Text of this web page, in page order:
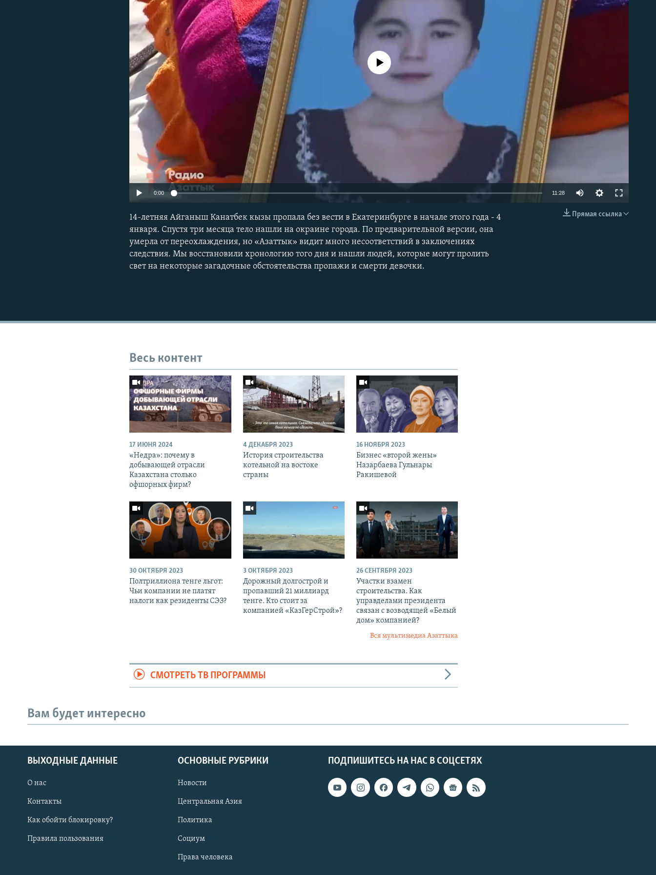
No media source currently available
0:00 11:28
Прямая ссылка
14-летняя Айганыш Канатбек кызы пропала без вести в Екатеринбурге в начале этого года - 4
января. Спустя три месяца тело нашли на окраине города. По предварительной версии, она
умерла от переохлаждения, но «Азаттык» видит много несоответствий в заключениях
следствия. Мы восстановили хронологию того дня и нашли людей, которые могут пролить
свет на некоторые загадочные обстоятельства пропажи и смерти девочки.
Весь контент
17 ИЮНЯ 2024
«Недра»: почему в
добывающей отрасли
Казахстана столько
офшорных фирм?
4 ДЕКАБРЯ 2023
История строительства
котельной на востоке
страны
16 НОЯБРЯ 2023
Бизнес «второй жены»
Назарбаева Гульнары
Ракишевой
30 ОКТЯБРЯ 2023
Полтриллиона тенге льгот:
Чьи компании не платят
налоги как резиденты СЭЗ?
3 ОКТЯБРЯ 2023
Дорожный долгострой и
пропавший 21 миллиард
тенге. Кто стоит за
компанией «КазГерСтрой»?
26 СЕНТЯБРЯ 2023
Участки взамен
строительства. Как
управделами президента
связан с возводящей «Белый
дом» компанией?
Вся мультимедиа Азаттыка
СМОТРЕТЬ ТВ ПРОГРАММЫ
Вам будет интересно
ПОДПИШИТЕСЬ НА НАС В СОЦСЕТЯХ
ВЫХОДНЫЕ ДАННЫЕ
О нас
Контакты
Как обойти блокировку?
Правила пользования
ОСНОВНЫЕ РУБРИКИ
Новости
Центральная Азия
Политика
Социум
Права человека